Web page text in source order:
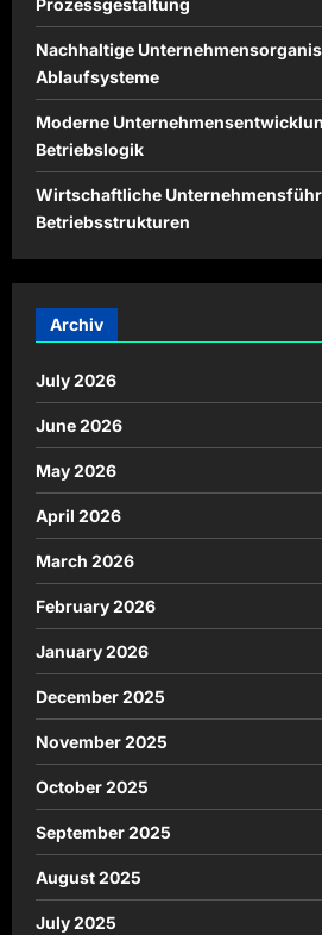
Prozessgestaltung
Nachhaltige
Ablaufsysteme
Moderne
Betriebslogik
Wirtschaftliche
Betriebsstrukturen
Archiv
July 2026
June 2026
May 2026
April 2026
March 2026
February 2026
January 2026
December 2025
November 2025
October 2025
September 2025
August 2025
July 2025